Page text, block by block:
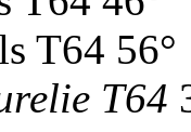
T64 56°
T64